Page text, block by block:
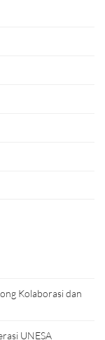
Kolaborasi dan
UNESA